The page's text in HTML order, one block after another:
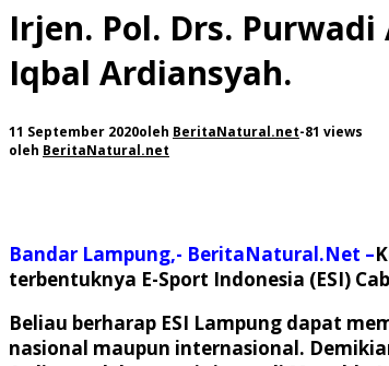
Irjen. Pol. Drs.
Iqbal Ardiansyah.
11 September 2020oleh BeritaNatural.net-81 views
oleh BeritaNatural.net
Bandar Lampung,- BeritaNatural.Net –
terbentuknya E-Sport Indonesia (ESI)
Beliau berharap ESI Lampung dapat
nasional maupun internasional.